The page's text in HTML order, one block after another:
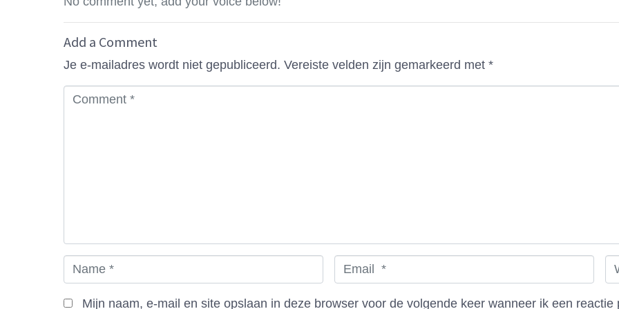
Add a Comment
Je e-mailadres wordt niet gepubliceerd. Vereiste velden zijn gemarkeerd met *
a
m
m
a
W
e
b
Mijn naam, e-mail en site opslaan in deze browser voor de volgende keer wanneer ik een reactie